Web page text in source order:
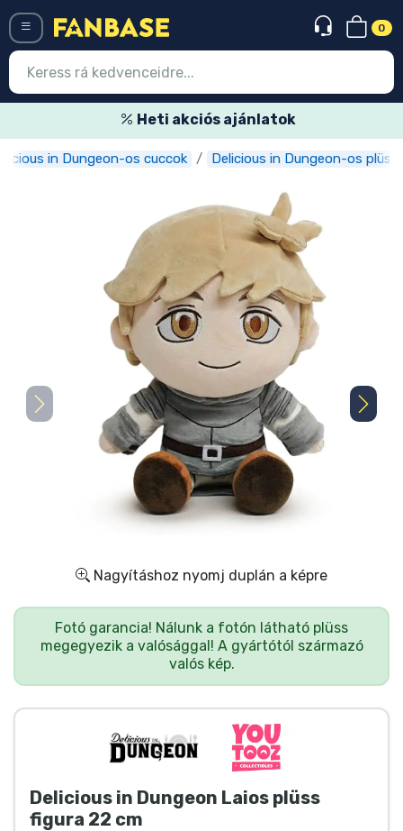
0
Heti akciós ajánlatok
in Dungeon-os cuccok Delicious in Dungeon-os
Nagyításhoz nyomj duplán a képre
Fotó garancia! Nálunk a fotón látható plüss
megegyezik a valósággal! A gyártótól származó
valós kép.
Delicious in Dungeon Laios plüss
figura 22 cm
Belépés Regisztráció
Legújabb cuccok
Akciós ajánlatok
Express szállítás
Előrendelhető cuccok
Outlet cuccok
Ajándékkártya
Szállítás és fizetés
Sorozatos cuccok
Mesés cuccok
Animés cuccok
Gamer cuccok
Sportos cuccok
Zenés cuccok